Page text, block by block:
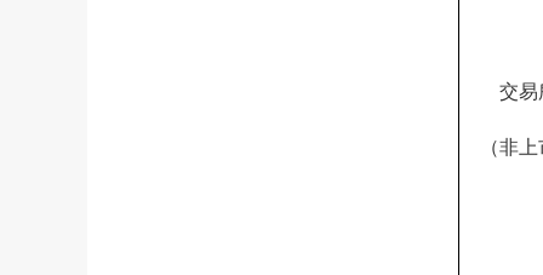
交易
（非